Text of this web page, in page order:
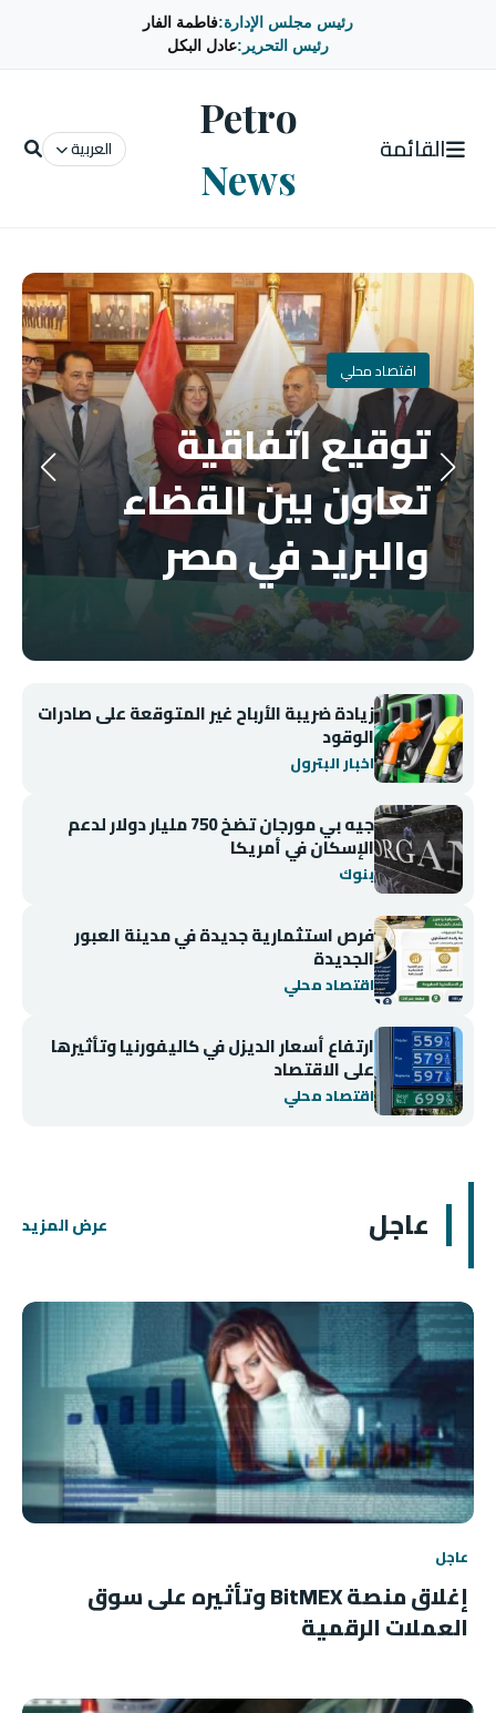
رئيس مجلس الإدارة:فاطمة الفار
رئيس التحرير:عادل البكل
القائمة
Petro
News
العربية
اقتصاد محلي
توقيع اتفاقية
تعاون بين القضاء
والبريد في مصر
زيادة ضريبة الأرباح غير المتوقعة على صادرات
الوقود
اخبار البترول
جيه بي مورجان تضخ 750 مليار دولار لدعم
الإسكان في أمريكا
بنوك
فرص استثمارية جديدة في مدينة العبور
الجديدة
اقتصاد محلي
ارتفاع أسعار الديزل في كاليفورنيا وتأثيرها
على الاقتصاد
اقتصاد محلي
عاجل عرض المزيد
عاجل
إغلاق منصة BitMEX وتأثيره على سوق
العملات الرقمية